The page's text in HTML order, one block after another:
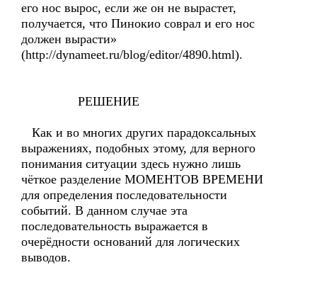
его нос вырос, если же он не вырастет,
получается, что Пинокио соврал и его нос
должен вырасти»
(http://dynameet.ru/blog/editor/4890.html).
РЕШЕНИЕ
Как и во многих других парадоксальных
выражениях, подобных этому, для верного
понимания ситуации здесь нужно лишь
чёткое разделение МОМЕНТОВ ВРЕМЕНИ
для определения последовательности
событий. В данном случае эта
последовательность выражается в
очерёдности оснований для логических
выводов.